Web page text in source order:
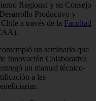
Regional y su Consejo
Productivo y
a través de la Facultad
un seminario que
Innovación Colaborativa
un manual técnico-
a las